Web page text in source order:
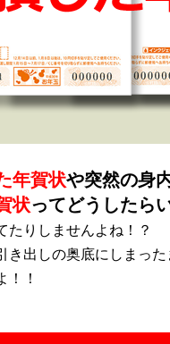
年賀状や突然の身
状ってどうしたら
たりしませんよね！？
き出しの奥底にしまっ
！！